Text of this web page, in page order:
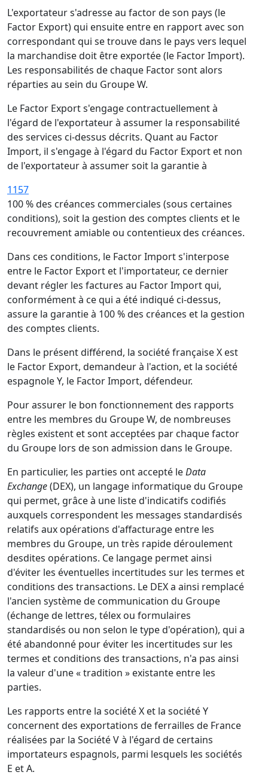
L'exportateur s'adresse au factor de son pays (le
Factor Export) qui ensuite entre en rapport avec son
correspondant qui se trouve dans le pays vers lequel
la marchandise doit être exportée (le Factor Import).
Les responsabilités de chaque Factor sont alors
réparties au sein du Groupe W.
Le Factor Export s'engage contractuellement à
l'égard de l'exportateur à assumer la responsabilité
des services ci-dessus décrits. Quant au Factor
Import, il s'engage à l'égard du Factor Export et non
de l'exportateur à assumer soit la garantie à
1157
100 % des créances commerciales (sous certaines
conditions), soit la gestion des comptes clients et le
recouvrement amiable ou contentieux des créances.
Dans ces conditions, le Factor Import s'interpose
entre le Factor Export et l'importateur, ce dernier
devant régler les factures au Factor Import qui,
conformément à ce qui a été indiqué ci-dessus,
assure la garantie à 100 % des créances et la gestion
des comptes clients.
Dans le présent différend, la société française X est
le Factor Export, demandeur à l'action, et la société
espagnole Y, le Factor Import, défendeur.
Pour assurer le bon fonctionnement des rapports
entre les membres du Groupe W, de nombreuses
règles existent et sont acceptées par chaque factor
du Groupe lors de son admission dans le Groupe.
En particulier, les parties ont accepté leData
Exchange(DEX), un langage informatique du Groupe
qui permet, grâce à une liste d'indicatifs codifiés
auxquels correspondent les messages standardisés
relatifs aux opérations d'affacturage entre les
membres du Groupe, un très rapide déroulement
desdites opérations. Ce langage permet ainsi
d'éviter les éventuelles incertitudes sur les termes et
conditions des transactions. Le DEX a ainsi remplacé
l'ancien système de communication du Groupe
(échange de lettres, télex ou formulaires
standardisés ou non selon le type d'opération), qui a
été abandonné pour éviter les incertitudes sur les
termes et conditions des transactions, n'a pas ainsi
la valeur d'une « tradition » existante entre les
parties.
Les rapports entre la société X et la société Y
concernent des exportations de ferrailles de France
réalisées par la Société V à l'égard de certains
importateurs espagnols, parmi lesquels les sociétés
E et A.